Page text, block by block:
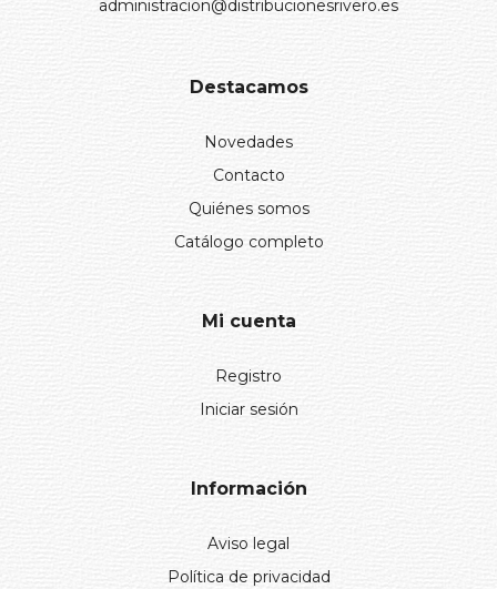
administracion@distribucionesrivero.es
Destacamos
Novedades
Contacto
Quiénes somos
Catálogo completo
Mi cuenta
Registro
Iniciar sesión
Información
Aviso legal
Política de privacidad